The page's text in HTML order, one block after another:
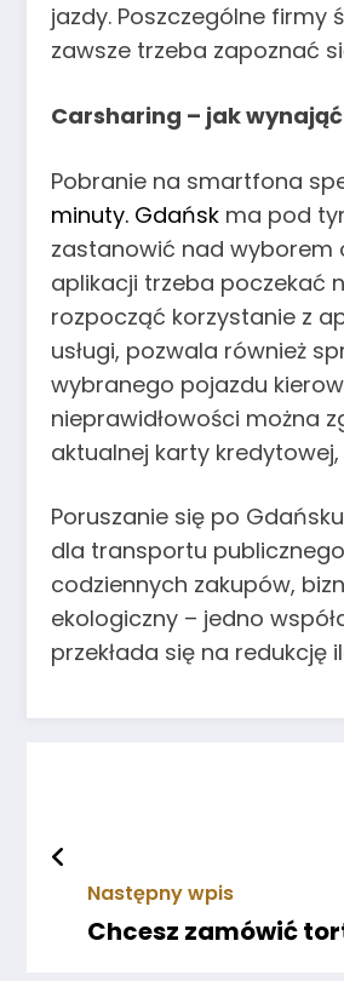
jazdy. Poszczególne firmy
zawsze trzeba zapoznać
Carsharing – jak
Pobranie na smartfona
minuty. Gdańsk ma pod
zastanowić nad wyborem
aplikacji trzeba poczekać
rozpocząć korzystanie z
usługi, pozwala również
wybranego pojazdu
nieprawidłowości można
aktualnej karty
Poruszanie się po
dla transportu
codziennych zakupów,
ekologiczny – jedno
przekłada się na redukcję
Następny wpis
Chcesz zamówić